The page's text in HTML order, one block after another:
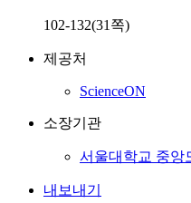
102-132(31쪽)
제공처
ScienceON
소장기관
서울대학교 중앙
내보내기